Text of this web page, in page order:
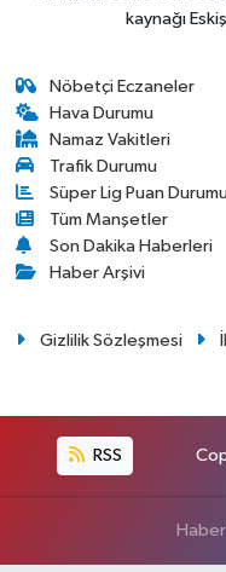
kaynağı
Nöbetçi Eczaneler
Hava Durumu
Namaz Vakitleri
Trafik Durumu
Süper Lig Puan
Tüm Manşetler
Son Dakika Haberleri
Haber Arşivi
Gizlilik Sözleşmesi
RSS
Haber